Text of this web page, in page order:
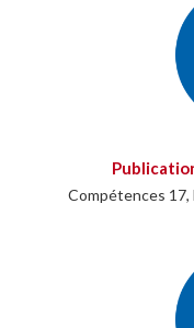
Compétences 17,